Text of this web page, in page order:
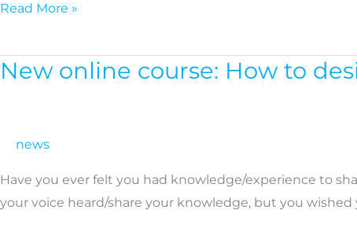
πρόγραμμα”
Read More »
New online course: How to
news
Have you ever felt you had knowledge/experience to
your voice heard/share your knowledge, but you wished
New
design,
develop